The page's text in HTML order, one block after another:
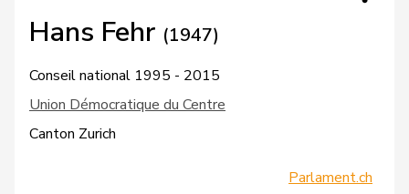
Hans Fehr (1947)
Conseil national 1995 - 2015
Union Démocratique du Centre
Canton Zurich
Parlament.ch